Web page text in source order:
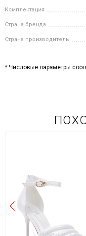
Комплектация
Страна бренда
Страна производитель
* Числовые параметры